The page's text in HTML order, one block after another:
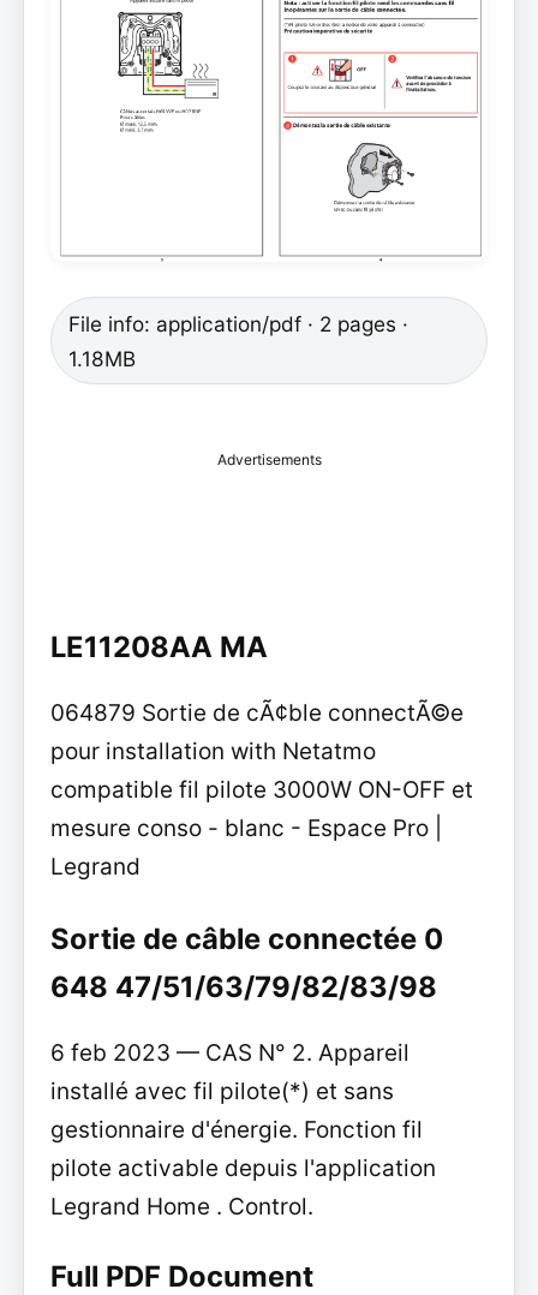
File info: application/pdf · 2 pages ·
1.18MB
Advertisements
LE11208AA MA
064879 Sortie de cÃ¢ble connectÃ©e
pour installation with Netatmo
compatible fil pilote 3000W ON-OFF et
mesure conso - blanc - Espace Pro |
Legrand
Sortie de câble connectée 0
648 47/51/63/79/82/83/98
6 feb 2023 — CAS N° 2. Appareil
installé avec fil pilote(*) et sans
gestionnaire d'énergie. Fonction fil
pilote activable depuis l'application
Legrand Home . Control.
Full PDF Document